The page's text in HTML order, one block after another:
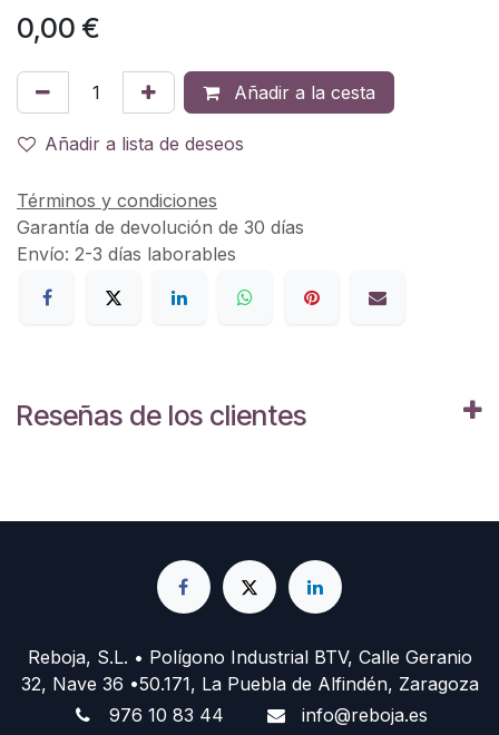
0,00 €
Añadir a la cesta
Añadir a lista de deseos
Términos y condiciones
Garantía de devolución de 30 días
Envío: 2-3 días laborables
Reseñas de los clientes
Reboja, S.L. • Polígono Industrial BTV, Calle Geranio
32, Nave 36 •50.171, La Puebla de Alfindén, Zaragoza
976 10 83 44
info@reboja.es